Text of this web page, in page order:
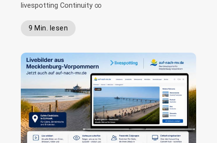
livespotting Continuity ∞
9 Min. lesen